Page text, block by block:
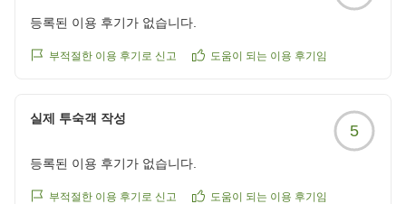
등록된 이용 후기가 없습니다.
부적절한 이용 후기로 신고 도움이 되는 이용 후기임
실제 투숙객 작성
5
등록된 이용 후기가 없습니다.
부적절한 이용 후기로 신고 도움이 되는 이용 후기임